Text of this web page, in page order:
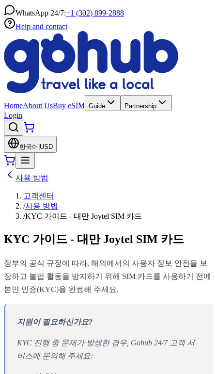
WhatsApp 24/7:+1 (302) 899-2888
Help and contact
HomeAbout UsBuy eSIM Guide Partnership
Login
한국어 USD
사용 방법
고객센터
/사용 방법
/KYC 가이드 - 대만 Joytel SIM 카드
KYC 가이드 - 대만 Joytel SIM 카드
정부의 공식 규정에 따라, 해외에서의 사용자 정보 안전을 보
장하고 불법 활동을 방지하기 위해 SIM 카드를 사용하기 전에
본인 인증(KYC)을 완료해 주세요.
지원이 필요하신가요?
KYC 진행 중 문제가 발생한 경우, Gohub 24/7 고객 서
비스에 문의해 주세요: